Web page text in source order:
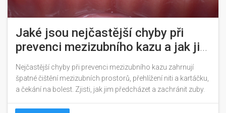
Jaké jsou nejčastější chyby při
prevenci mezizubního kazu a jak jim
předcházet
Nejčastější chyby při prevenci mezizubního kazu zahrnují
špatné čištění mezizubních prostorů, přehlížení niti a kartáčku,
a čekání na bolest. Zjisti, jak jim předcházet a zachránit zuby.